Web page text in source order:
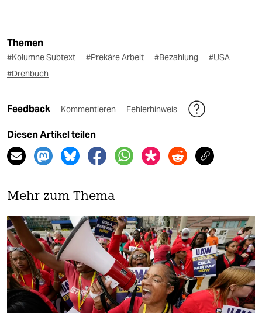
Themen
#Kolumne Subtext #Prekäre Arbeit #Bezahlung
#USA
#Drehbuch
Feedback Kommentieren Fehlerhinweis
Diesen Artikel teilen
Mehr zum Thema